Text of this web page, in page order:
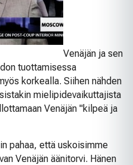
Venäjän ja sen
tuottamisessa
korkealla. Siihen nähden
mielipidevaikuttajista
Venäjän "kilpeä ja
pahaa, että uskoisimme
Venäjän äänitorvi. Hänen